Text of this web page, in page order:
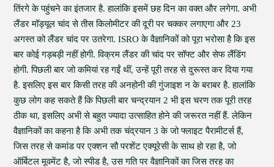
तिंरगे के पहुंचने का इंतजार है. हालांकि इसमें छह दिन का वक्त और लगेगा. अभी
लैंडर मॉड्यूल चांद से तीस किलोमीटर की दूरी पर चक्कर लगाएगा और 23
अगस्त को लैंडर चांद पर उतरेगा. ISRO के वैज्ञानिकों को पूरा भरोसा है कि इस
बार कोई गड़बड़ी नहीं होगी. विक्रम लैंडर की चांद पर सॉफ्ट और सेफ लैंडिंग
होगी. पिछली बार जो कमियां रह गईं थीं, उन्हें पूरी तरह से दुरूस्त कर दिया गया
है. इसलिए इस बार किसी तरह की अनहोनी की गुंजाइश न के बराबर है. हालांकि
कुछ लोग कह सकते हैं कि पिछली बार चन्द्रयान 2 भी इस चरण तक पूरी तरह
ठीक था, इसलिए अभी से बहुत ज्यादा उत्साहित होने की जरूरत नहीं हैं. लेकिन
वैज्ञानिकों का कहना है कि अभी तक चंद्रयान 3 के जो फ्लाइट पैरामीटर्स हैं,
जिस तरह से कमांड पर एक्शन सौ परशेंट एक्यूरेसी के साथ हो रहा है, जो
ऑर्बिटल मूवमेंट है, जो स्पीड है, उस गति पर वैज्ञानिकों का जिस तरह का